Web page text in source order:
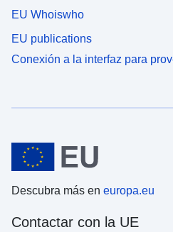
EU Whoiswho
EU publications
Conexión a la interfaz para
Descubra más en europa.eu
Contactar con la UE